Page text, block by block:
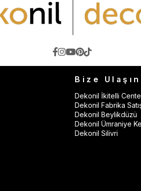
Bize Ulaşın
Dekonil İkitelli
Dekonil Fabrika
Dekonil Beylikdüzü
Dekonil Ümraniye
Dekonil Silivri